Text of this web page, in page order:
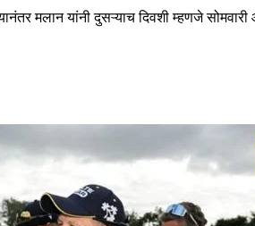
मलान यांनी दुसऱ्याच दिवशी म्हणजे